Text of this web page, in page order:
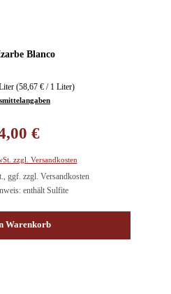
Blanco
(58,67 € / 1 Liter)
€
zzgl. Versandkosten
ggf. zzgl. Versandkosten
enthält Sulfite
Warenkorb